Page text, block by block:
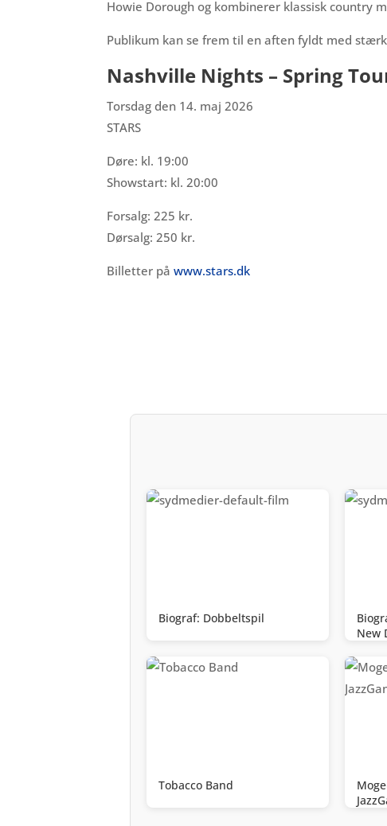
Howie Dorough og kombinerer klassisk country
Publikum kan se frem til en aften fyldt med
Nashville Nights – Spring
Torsdag den 14. maj 2026
STARS
Døre: kl. 19:00
Showstart: kl. 20:00
Forsalg: 225 kr.
Dørsalg: 250 kr.
Billetter påwww.stars.dk
Biograf: Dobbeltspil
New
Tobacco Band